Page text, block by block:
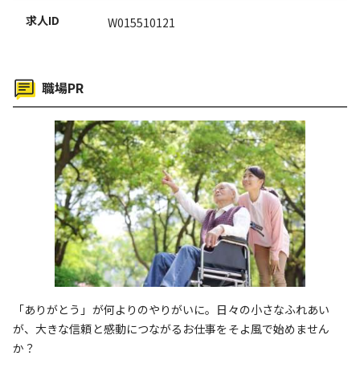
求人ID W015510121
職場PR
「ありがとう」が何よりのやりがいに。日々の小さなふれあい
が、大きな信頼と感動につながるお仕事をそよ風で始めません
か？